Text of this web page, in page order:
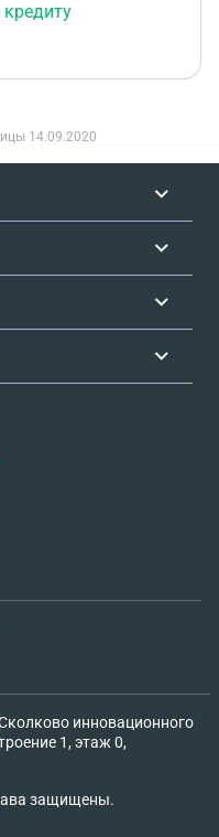
кредиту
14.09.2020
инновационного
1, этаж 0,
защищены.